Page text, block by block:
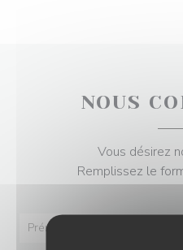
NOUS
Vous désirez
Remplissez le